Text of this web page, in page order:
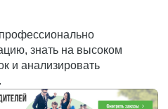
знать на высоком
и анализировать